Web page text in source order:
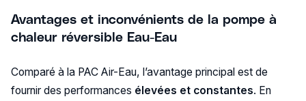
Avantages et inconvénients de la pompe à
chaleur réversible Eau-Eau
Comparé à la PAC Air-Eau, l’avantage principal est de
fournir des performances élevées et constantes. En